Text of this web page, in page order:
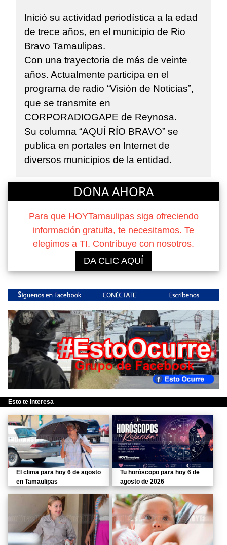
Inició su actividad periodística a la edad
de trece años, en el municipio de Rio
Bravo Tamaulipas.
Con una trayectoria de más de veinte
años. Actualmente participa en el
programa de radio “Visión de Noticias”,
que se transmite en
CORPORADIOGAPE de Reynosa.
Su columna “AQUÍ RÍO BRAVO” se
publica en portales en Internet de
diversos municipios de la entidad.
DONA AHORA
Para que HOYTamaulipas siga ofreciendo
información gratuita, te necesitamos. Te
elegimos a TI. Contribuye con nosotros.
DA CLIC AQUÍ
Esto te Interesa
El clima para hoy 6 de agosto
en Tamaulipas
Tu horóscopo para hoy 6 de
agosto de 2026